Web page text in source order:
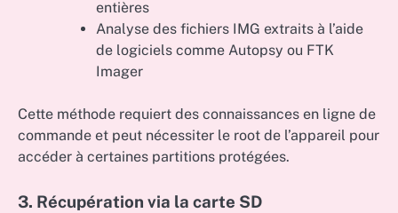
entières
Analyse des fichiers IMG extraits à l’aide
de logiciels comme Autopsy ou FTK
Imager
Cette méthode requiert des connaissances en ligne de
commande et peut nécessiter le root de l’appareil pour
accéder à certaines partitions protégées.
3. Récupération via la carte SD